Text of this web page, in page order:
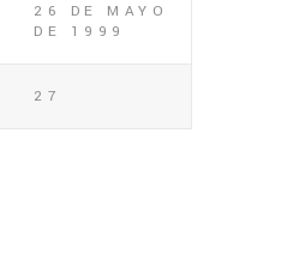
26 DE MAYO
DE 1999
27